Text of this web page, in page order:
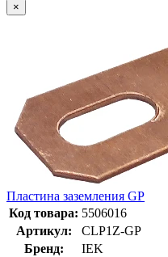
×
Пластина заземления GP
Код товара: 5506016
Артикул:
CLP1Z-GP
Бренд:
IEK